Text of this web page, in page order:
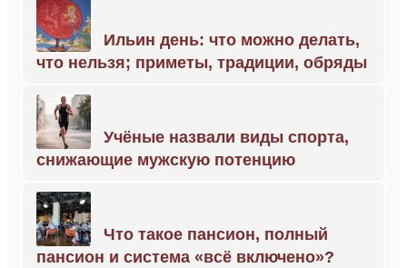
Ильин день: что можно делать,
что нельзя; приметы, традиции, обряды
Учёные назвали виды спорта,
снижающие мужскую потенцию
Что такое пансион, полный
пансион и система «всё включено»?